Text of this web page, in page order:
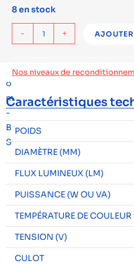
8 en stock
- +
Nos niveaux de
Caractéristiques
POIDS
DIAMÈTRE (MM)
FLUX LUMINEUX (LM)
PUISSANCE (W OU VA)
TEMPÉRATURE DE COULEUR
TENSION (V)
CULOT